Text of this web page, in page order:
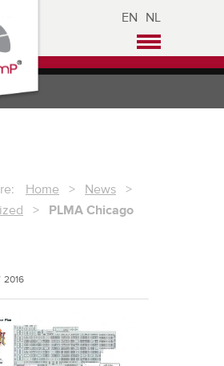
EN NL
Home > News >
> PLMA Chicago
2016